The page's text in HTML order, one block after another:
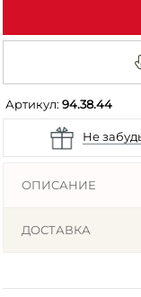
Артикул:94.38.44
Не
ОПИСАНИЕ
ДОСТАВКА